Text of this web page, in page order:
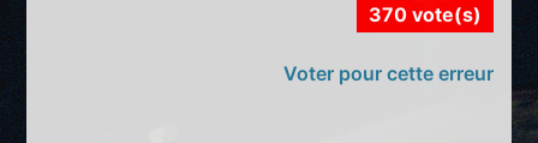
370 vote(s)
Voter pour cette erreur